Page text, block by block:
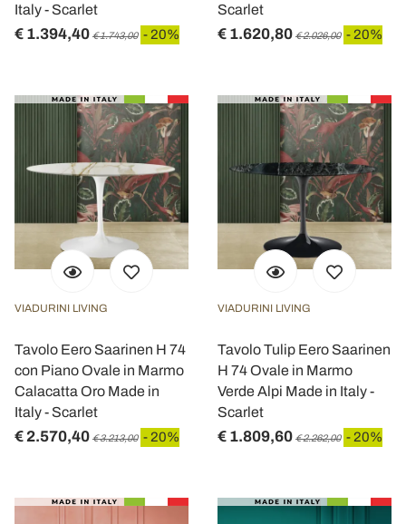
Italy - Scarlet
€ 1.394,40 € 1.743,00 - 20%
Scarlet
€ 1.620,80 € 2.026,00 - 20%
VIADURINI LIVING
Tavolo Eero Saarinen H 74
con Piano Ovale in Marmo
Calacatta Oro Made in
Italy - Scarlet
€ 2.570,40 € 3.213,00 - 20%
VIADURINI LIVING
Tavolo Tulip Eero Saarinen
H 74 Ovale in Marmo
Verde Alpi Made in Italy -
Scarlet
€ 1.809,60 € 2.262,00 - 20%